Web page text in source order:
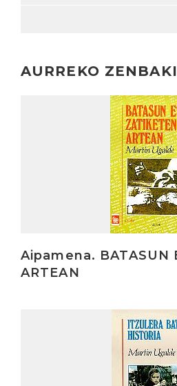
AURREKO
Aipamena. BATASUN
ARTEAN